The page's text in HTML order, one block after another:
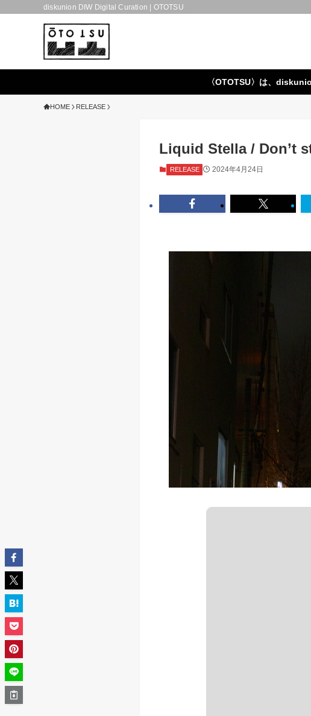
diskunion DIW Digital Curation | OTOTSU
〈OTOTSU〉は、
HOME RELEASE
Liquid Stella / Don’t
RELEASE 2024年4月24日